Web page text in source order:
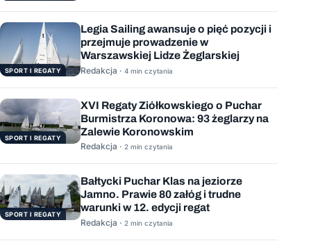
SPORT I REGATY
Legia Sailing awansuje o pięć pozycji i
przejmuje prowadzenie w
Warszawskiej Lidze Żeglarskiej
Redakcja · 4 min czytania
SPORT I REGATY
XVI Regaty Ziółkowskiego o Puchar
Burmistrza Koronowa: 93 żeglarzy na
Zalewie Koronowskim
Redakcja · 2 min czytania
SPORT I REGATY
Bałtycki Puchar Klas na jeziorze
Jamno. Prawie 80 załóg i trudne
warunki w 12. edycji regat
Redakcja · 2 min czytania